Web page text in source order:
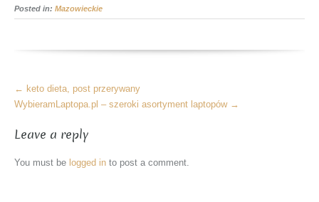
Posted in: Mazowieckie
More
Articles
← keto dieta, post przerywany
WybieramLaptopa.pl – szeroki asortyment laptopów →
Leave a reply
You must be logged in to post a comment.